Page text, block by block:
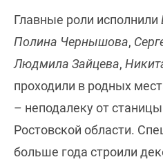
Главные роли исполнили
Полина Чернышова,
Людмила Зайцева,
проходили в родных
– неподалеку от
Ростовской области.
больше года строили